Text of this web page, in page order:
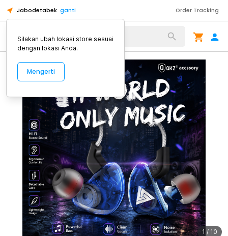
Jabodetabek ganti Order Tracking
Alat Kopi
1 / 10
Silakan ubah lokasi store sesuai
dengan lokasi Anda.
Mengerti